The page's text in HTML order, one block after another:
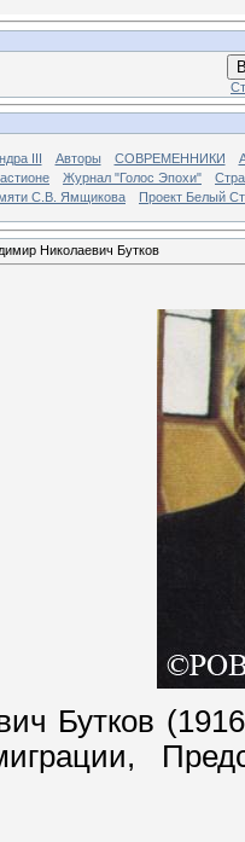
III Авторы СОВРЕМЕННИКИ
Журнал "Голос Эпохи"
С.В. Ямщикова Проект Белый
Николаевич Бутков
Бутков